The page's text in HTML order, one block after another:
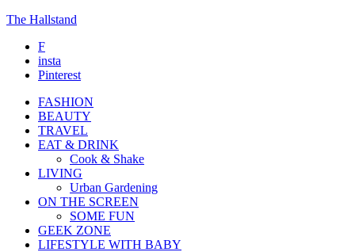
The Hallstand
F
insta
Pinterest
FASHION
BEAUTY
TRAVEL
EAT & DRINK
Cook & Shake
LIVING
Urban Gardening
ON THE SCREEN
SOME FUN
GEEK ZONE
LIFESTYLE WITH BABY